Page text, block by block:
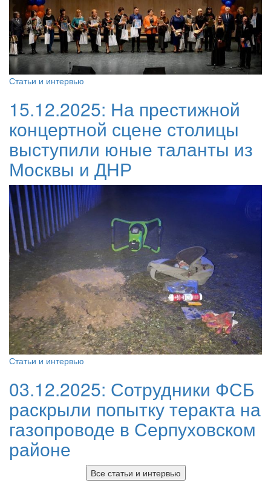
Статьи и интервью
15.12.2025: На престижной
концертной сцене столицы
выступили юные таланты из
Москвы и ДНР
Статьи и интервью
03.12.2025: Сотрудники ФСБ
раскрыли попытку теракта на
газопроводе в Серпуховском
районе
Все статьи и интервью